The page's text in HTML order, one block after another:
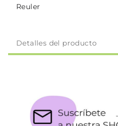
Reuler
Detalles del producto